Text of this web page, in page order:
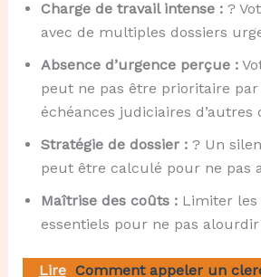
Charge de travail intense :?
avec de multiples dossiers
Absence d’urgence perçue :
peut ne pas être prioritaire
échéances judiciaires d’autres
Stratégie de dossier :? Un
peut être calculé pour ne pas
Maîtrise des coûts :Limiter les
essentiels pour ne pas
Lire Comment appeler un